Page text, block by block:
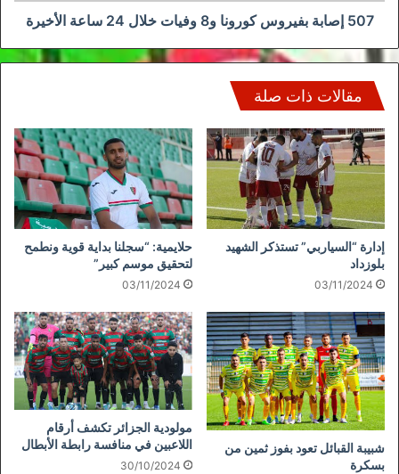
الأخيرة
507 إصابة بفيروس كورونا و8 وفيات خلال 24 ساعة الأخيرة
مقالات ذات صلة
إدارة “السياربي” تستذكر الشهيد
بلوزداد
03/11/2024
حلايمية: “سجلنا بداية قوية ونطمح
لتحقيق موسم كبير”
03/11/2024
شبيبة القبائل تعود بفوز ثمين من
بسكرة
مولودية الجزائر تكشف أرقام
اللاعبين في منافسة رابطة الأبطال
30/10/2024